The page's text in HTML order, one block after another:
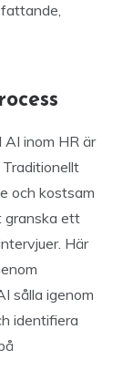
inom HR är
och kostsam
granska ett
Här
sålla igenom
identifiera